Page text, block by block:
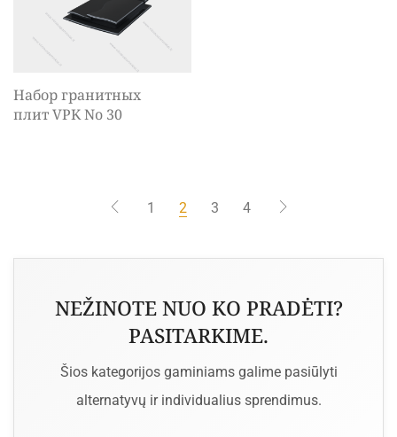
Набор гранитных
плит VPK No 30
1 2 3 4
NEŽINOTE NUO KO PRADĖTI?
PASITARKIME.
Šios kategorijos gaminiams galime pasiūlyti
alternatyvų ir individualius sprendimus.